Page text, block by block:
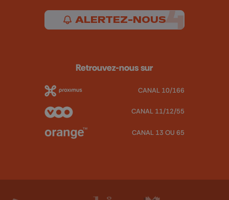
ALERTEZ-NOUS
Retrouvez-nous sur
CANAL 10/166
CANAL 11/12/55
CANAL 13 OU 65